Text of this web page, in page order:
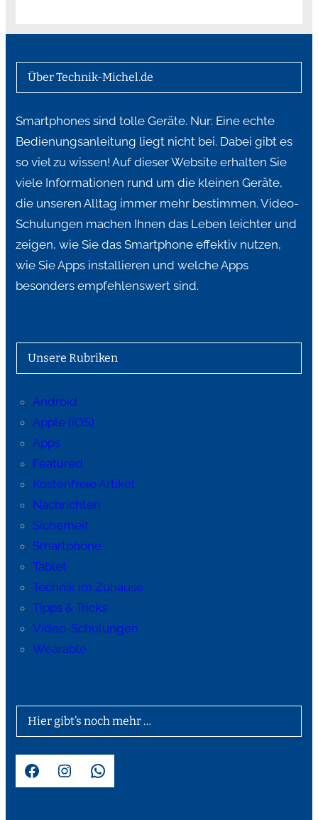
Über Technik-Michel.de
Smartphones sind tolle Geräte. Nur: Eine echte
Bedienungsanleitung liegt nicht bei. Dabei gibt es
so viel zu wissen! Auf dieser Website erhalten Sie
viele Informationen rund um die kleinen Geräte,
die unseren Alltag immer mehr bestimmen. Video-
Schulungen machen Ihnen das Leben leichter und
zeigen, wie Sie das Smartphone effektiv nutzen,
wie Sie Apps installieren und welche Apps
besonders empfehlenswert sind.
Unsere Rubriken
Android
Apple (iOS)
Apps
Featured
Kostenfreie Artikel
Nachrichten
Sicherheit
Smartphone
Tablet
Technik im Zuhause
Tipps & Tricks
Video-Schulungen
Wearable
Hier gibt’s noch mehr …
Facebook Instagram WhatsApp